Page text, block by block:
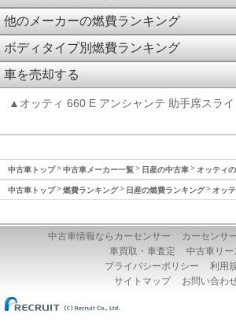
他のメーカーの燃費ランキング
ボディタイプ別燃費ランキング
車を売却する
▲オッティ 660 E アンシャンテ 助手席スラ
中古車トップ 中古車メーカー一覧 日産の中古車 オッティ
中古車トップ 燃費ランキング 日産の燃費ランキング オッ
中古車情報ならカーセンサー
カーセンサ
車買取・車査定
中古車リー
プライバシーポリシー
利用
サイトマップ
お問い合わ